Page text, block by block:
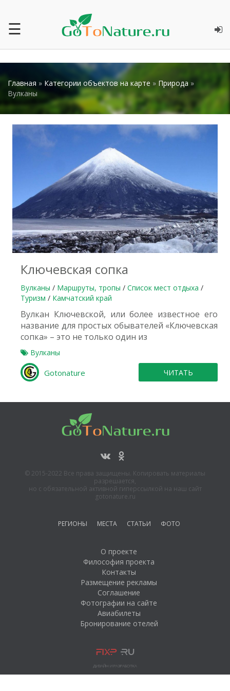
☰
Главная » Категории объектов на карте » Природа »
Вулканы
Ключевская сопка
Вулканы / Маршруты, тропы / Список мест отдыха /
Туризм / Камчатский край
Вулкан Ключевской, или более известное его
название для простых обывателей «Ключевская
сопка» – это не только один из
Вулканы
Gotonature ЧИТАТЬ
© 2015-2022 Все права защищены. Копировать материалы
разрешается,
но с обязательной активной гиперссылкой на наш сайт
gotonature.ru
РЕГИОНЫ МЕСТА СТАТЬИ ФОТО
О проекте
Философия проекта
Контакты
Размещение рекламы
Соглашение
Фотографии на сайте
Авиабилеты
Бронирование отелей
ДИЗАЙН И РАЗРАБОТКА